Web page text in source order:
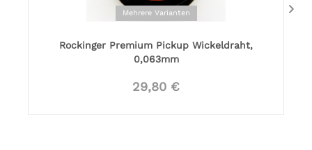
Mehrere Varianten
Rockinger Premium Pickup Wickeldraht,
0,063mm
29,80 €